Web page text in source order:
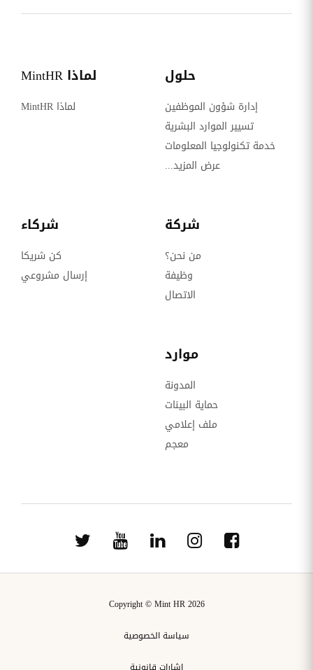
حلول
إدارة شؤون الموظفين
تسيير الموارد البشرية
خدمة تكنولوجيا المعلومات
عرض المزيد...
لماذا MintHR
لماذا MintHR
شركة
من نحن؟
وظيفة
الاتصال
شركاء
كن شريكا
إرسال مشروعي
موارد
المدونة
حماية البينات
ملف إعلامي
معجم
Copyright © Mint HR 2026
سياسة الخصوصية